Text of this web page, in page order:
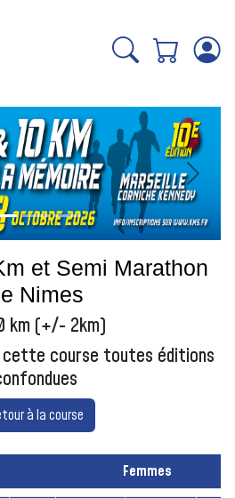
Suivant
et Semi Marathon
Nimes
km (+/- 2km)
cette course toutes éditions
à la course
Femmes